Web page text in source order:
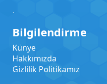
.
Bilgilendirme
Künye
Hakkımızda
Gizlilik Politikamız